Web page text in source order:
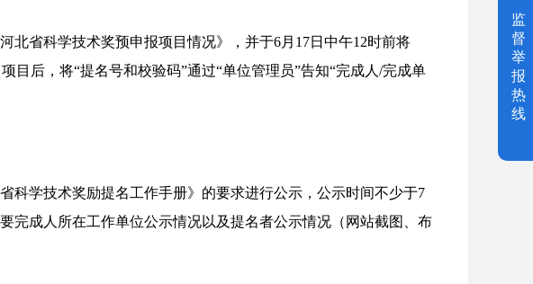
北省科学技术奖预申报项目情况》，并于6月17日中午12时前将
目后，将“提名号和校验码”通过“单位管理员”告知“完成人/完成单
科学技术奖励提名工作手册》的要求进行公示，公示时间不少于7
完成人所在工作单位公示情况以及提名者公示情况（网站截图、布
监
督
举
报
热
线